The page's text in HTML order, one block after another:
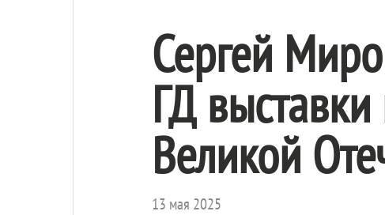
Сергей
ГД
Великой
13 мая 2025